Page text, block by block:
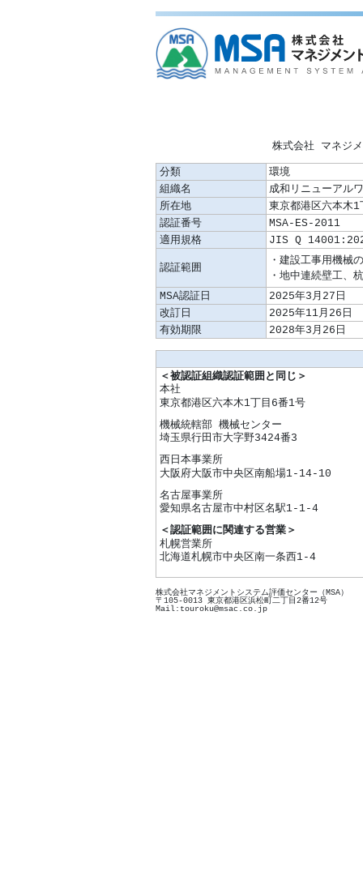
株式会社 マネジ
分類
環境
組織名
成和リニューアル
所在地
東京都港区六本木
認証番号
MSA-ES-2011
適用規格
JIS Q
認証範囲
MSA認証日
2025年3月27日
改訂日
2025年11月26日
有効期限
2028年3月26日
＜被認証組織認証範囲と同じ＞
本社
東京都港区六本木1丁目6番1号
機械統轄部 機械センター
埼玉県行田市大字野3424番3
西日本事業所
大阪府大阪市中央区南船場1-14-10
名古屋事業所
愛知県名古屋市中村区名駅1-1-4
＜認証範囲に関連する営業＞
札幌営業所
北海道札幌市中央区南一条西1-4
株式会社マネジメントシステム評価センター（MSA）
〒105-0013 東京都港区浜松町二丁目2番12号
Mail:touroku@msac.co.jp